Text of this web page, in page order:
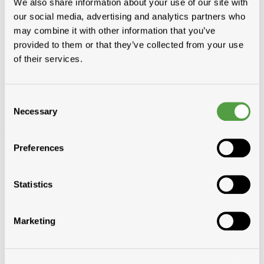
We also share information about your use of our site with
our social media, advertising and analytics partners who
may combine it with other information that you’ve
provided to them or that they’ve collected from your use
of their services.
Selection
Necessary
Preferences
Statistics
Marketing
KVH-FJ traîtées
KVH-FJ pas traitees
Chevrons
SRN traîtées
Douglas traîtées
Baddens, madrier
Douglas traîtées
Cls
Planche de rive
Ceder
Planchettes
Lattes aretier